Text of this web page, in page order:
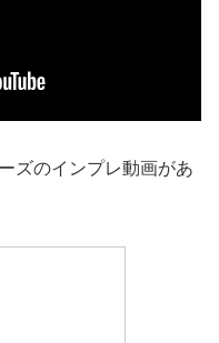
ズのインプレ動画があ